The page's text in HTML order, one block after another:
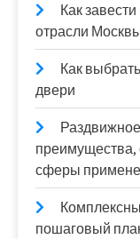
Как
отрасли
Как
двери
преимущества,
сферы
пошаговый